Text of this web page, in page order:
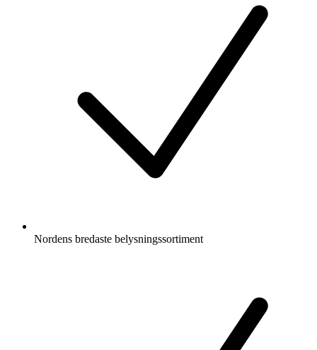
Nordens bredaste belysningssortiment